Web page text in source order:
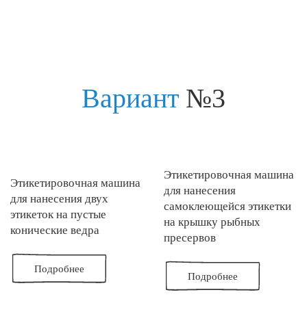
Вариант №3
Этикетировочная машина
для нанесения двух
этикеток на пустые
конические ведра
Подробнее
Этикетировочная машина
для нанесения
самоклеющейся этикетки
на крышку рыбных
пресервов
Подробнее